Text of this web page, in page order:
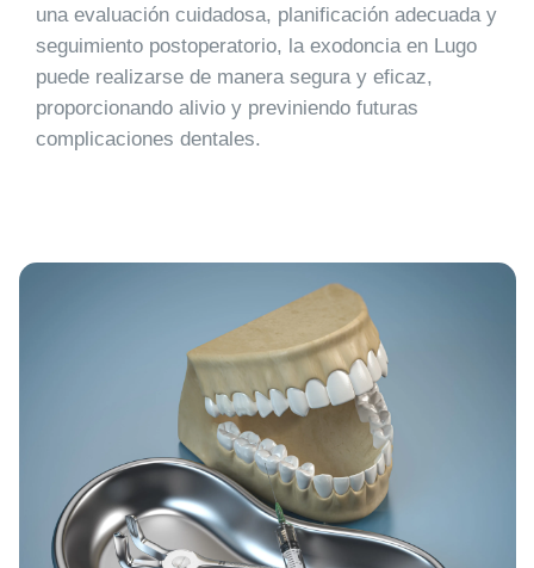
una evaluación cuidadosa, planificación adecuada y
seguimiento postoperatorio, la exodoncia en Lugo
puede realizarse de manera segura y eficaz,
proporcionando alivio y previniendo futuras
complicaciones dentales.